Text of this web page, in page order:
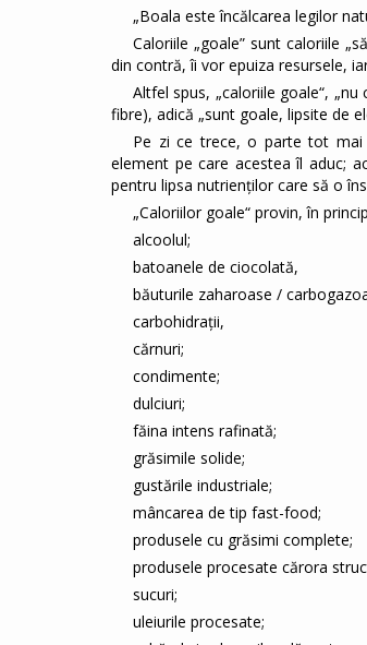
„Boala este încălcarea legilor
Caloriile „goale” sunt caloriile
din contră, îi vor epuiza resursele,
Altfel spus, „caloriile goale“,
fibre), adică „sunt goale, lipsite de
Pe zi ce trece, o parte tot mai
element pe care acestea îl aduc;
pentru lipsa nutrienţilor care să o
„Caloriilor goale“ provin, în
alcoolul;
batoanele de ciocolată,
băuturile zaharoase /
carbohidrații,
cărnuri;
condimente;
dulciuri;
făina intens rafinată;
grăsimile solide;
gustările industriale;
mâncarea de tip fast-food;
produsele cu grăsimi complete;
produsele procesate cărora
sucuri;
uleiurile procesate;